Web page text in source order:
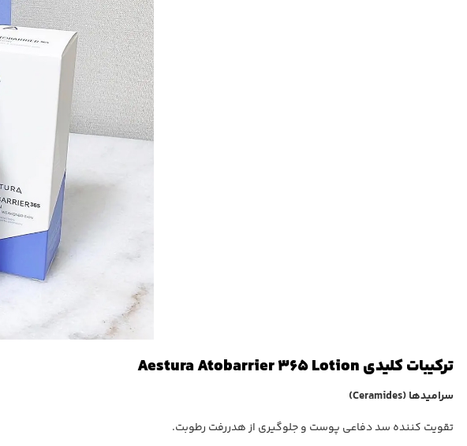
ترکیبات کلیدی Aestura Atobarrier 365 Lotion
سرامیدها (Ceramides)
تقویت کننده سد دفاعی پوست و جلوگیری از هدررفت رطوبت.